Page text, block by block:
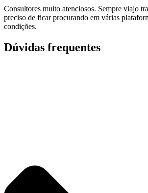
Consultores muito atenciosos. Sempre viajo
preciso de ficar procurando em várias
condições.
Dúvidas frequentes